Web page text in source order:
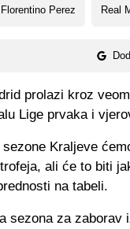
Florentino Perez Real
prolazi kroz
Lige prvaka i
Kraljeve
ali će to biti
na tabeli.
sezona za zaborav